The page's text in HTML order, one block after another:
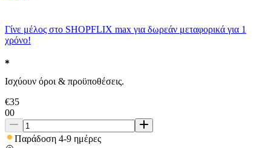
Γίνε μέλος στο SHOPFLIX max για δωρεάν μεταφορικά για 1
χρόνο!
Ισχύουν όροι & προϋποθέσεις.
€35
00
Παράδοση 4-9 ημέρες